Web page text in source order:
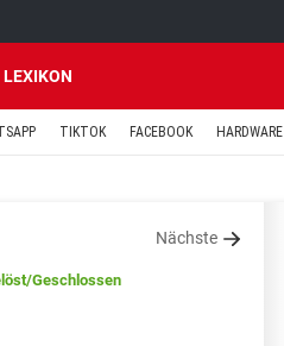
LEXIKON
TIKTOK FACEBOOK HARDWARE
Nächste
/Geschlossen